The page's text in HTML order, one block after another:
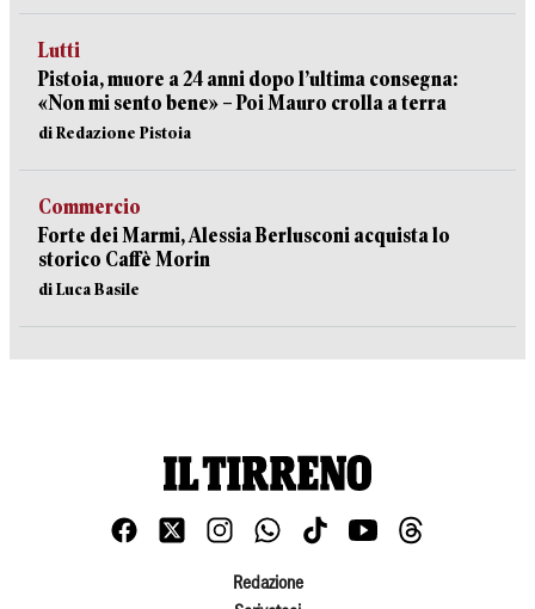
Lutti
Pistoia, muore a 24 anni dopo l’ultima consegna:
«Non mi sento bene» – Poi Mauro crolla a terra
di Redazione Pistoia
Commercio
Forte dei Marmi, Alessia Berlusconi acquista lo
storico Caffè Morin
di Luca Basile
Redazione